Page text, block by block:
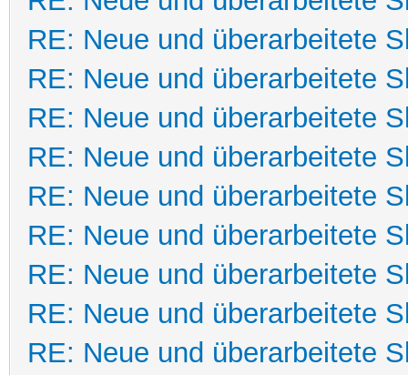
RE: Neue und überarbeitete
RE: Neue und überarbeitete
RE: Neue und überarbeitete
RE: Neue und überarbeitete
RE: Neue und überarbeitete
RE: Neue und überarbeitete
RE: Neue und überarbeitete
RE: Neue und überarbeitete
RE: Neue und überarbeitete